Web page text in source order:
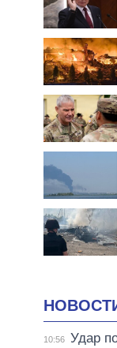
10:56 Удар